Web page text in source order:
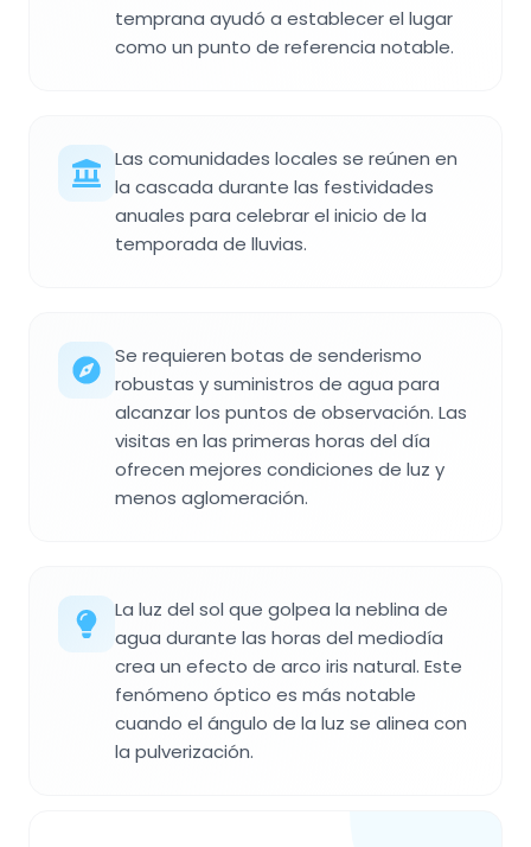
temprana ayudó a establecer el lugar
como un punto de referencia notable.
Las comunidades locales se reúnen en
la cascada durante las festividades
anuales para celebrar el inicio de la
temporada de lluvias.
Se requieren botas de senderismo
robustas y suministros de agua para
alcanzar los puntos de observación. Las
visitas en las primeras horas del día
ofrecen mejores condiciones de luz y
menos aglomeración.
La luz del sol que golpea la neblina de
agua durante las horas del mediodía
crea un efecto de arco iris natural. Este
fenómeno óptico es más notable
cuando el ángulo de la luz se alinea con
la pulverización.